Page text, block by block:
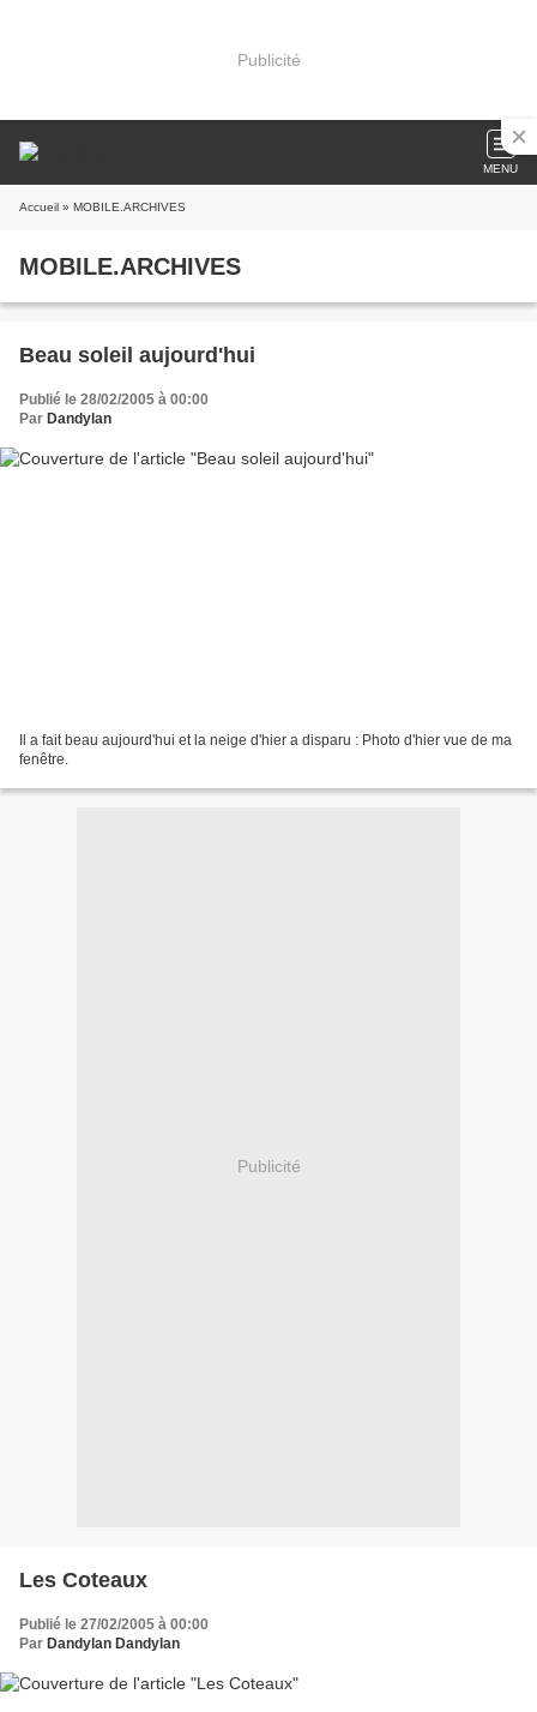
Publicité
MENU
Accueil » MOBILE.ARCHIVES
MOBILE.ARCHIVES
Beau soleil aujourd'hui
Publié le 28/02/2005 à 00:00
Par Dandylan
Il a fait beau aujourd'hui et la neige d'hier a disparu : Photo d'hier vue de ma
fenêtre.
Publicité
Les Coteaux
Publié le 27/02/2005 à 00:00
Par Dandylan Dandylan